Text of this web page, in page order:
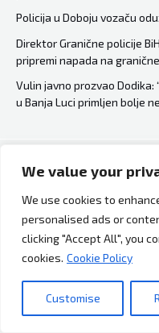
We value your
We use cookies to
personalised ads or
clicking "Accept All", you
cookies. Cookie Policy
Customise
Policija u Doboju vozaču
Direktor Granične policije
pripremi napada na
Vulin javno prozvao Dodika:
u Banja Luci primljen bolje
Copyright